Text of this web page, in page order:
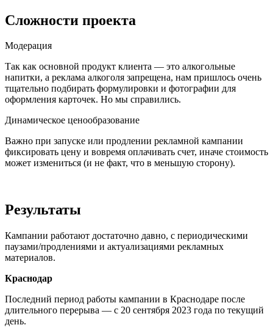
Сложности проекта
Модерация
Так как основной продукт клиента — это алкогольные
напитки, а реклама алкоголя запрещена, нам пришлось очень
тщательно подбирать формулировки и фотографии для
оформления карточек. Но мы справились.
Динамическое ценообразование
Важно при запуске или продлении рекламной кампании
фиксировать цену и вовремя оплачивать счет, иначе стоимость
может измениться (и не факт, что в меньшую сторону).
Результаты
Кампании работают достаточно давно, с периодическими
паузами/продлениями и актуализациями рекламных
материалов.
Краснодар
Последний период работы кампании в Краснодаре после
длительного перерыва — с 20 сентября 2023 года по текущий
день.